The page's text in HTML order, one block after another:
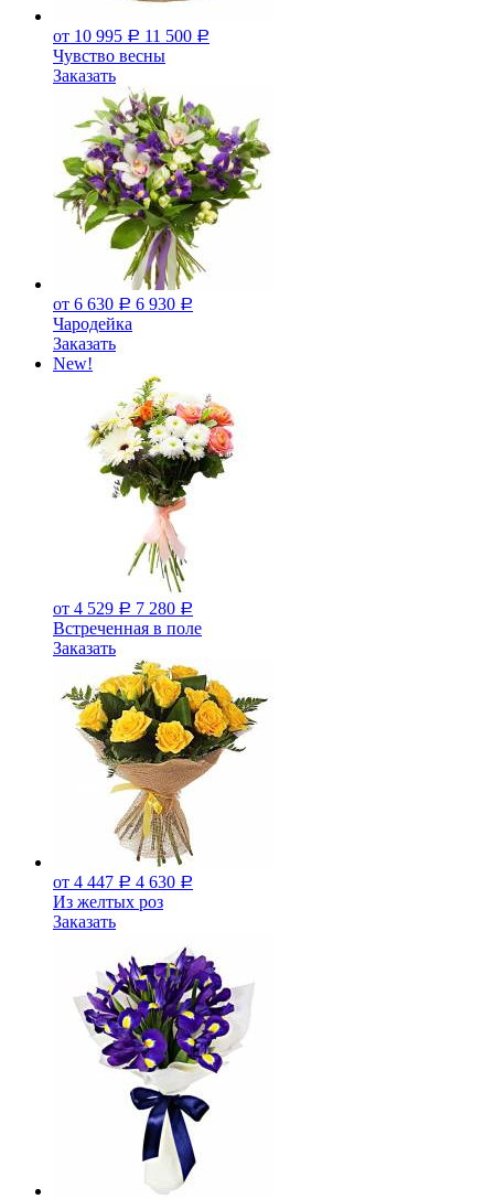
от 10 995 Р 11 500 Р
Чувство весны
Заказать
от 6 630 Р 6 930 Р
Чародейка
Заказать
New!
от 4 529 Р 7 280 Р
Встреченная в поле
Заказать
от 4 447 Р 4 630 Р
Из желтых роз
Заказать